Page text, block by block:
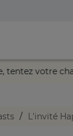
semaine,
L'invité